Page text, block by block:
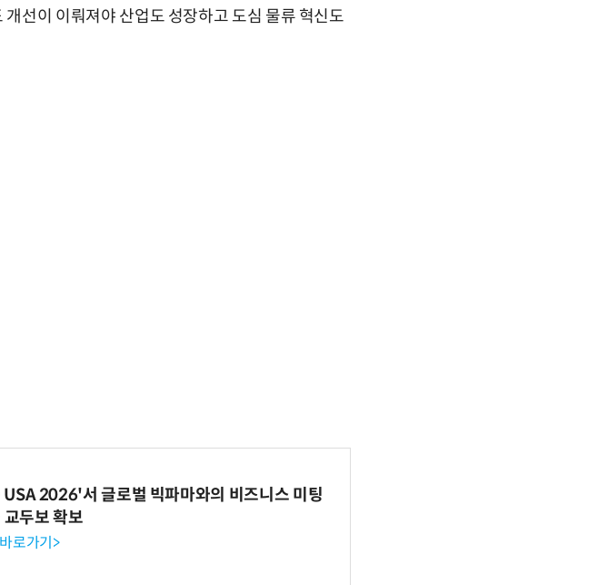
선이 이뤄져야 산업도 성장하고 도심 물류 혁신도
2026'서 글로벌 빅파마와의 비즈니스 미팅
두보 확보
로가기>